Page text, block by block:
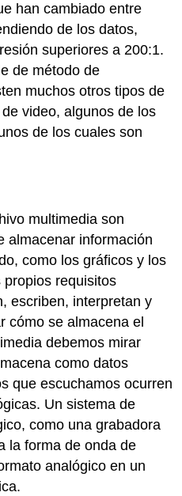
han cambiado entre
de los datos,
superiores a 200:1.
de método de
muchos otros tipos de
video, algunos de los
de los cuales son
multimedia son
almacenar información
como los gráficos y los
requisitos
escriben, interpretan y
cómo se almacena el
debemos mirar
como datos
que escuchamos ocurren
Un sistema de
como una grabadora
la forma de onda de
analógico en un